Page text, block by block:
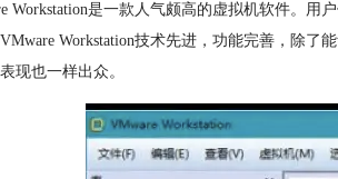
Workstation是一款人气颇高的虚拟机软件。用
Workstation技术先进，功能完善，除了
现也一样出众。